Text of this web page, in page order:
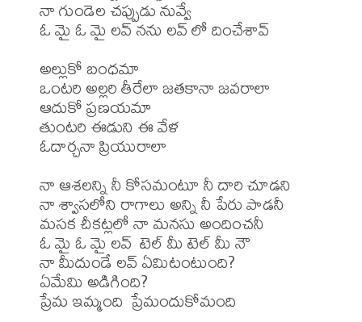
నా గుండెల చప్పుడు నువ్వే
ఓ మై ఓ మై లవ్ నను లవ్ లో దించేశావ్
అల్లుకో బంధమా
ఒంటరి అల్లరి తీరేలా జతకానా జవరాలా
ఆదుకో ప్రణయమా
తుంటరి ఈడుని ఈ వేళ
ఓదార్చనా ప్రియురాలా
నా ఆశలన్ని నీ కోసమంటూ నీ దారి చూడని
నా శ్వాసలోని రాగాలు అన్ని నీ పేరు పాడనీ
మసక చీకట్లలో నా మనసు అందించనీ
ఓ మై ఓ మై లవ్  టెల్ మీ టెల్ మీ నౌ
నా మీదుండే లవ్ ఏమిటంటుంది?
ఏమేమి అడిగింది?
ప్రేమ ఇమ్మంది  ప్రేమందుకోమంది